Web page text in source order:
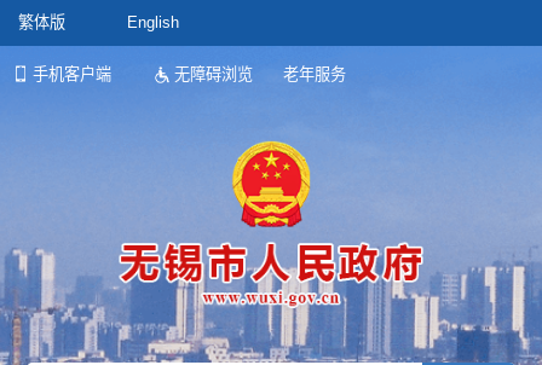
繁体版 English
手机客户端 无障碍浏览 老年服务